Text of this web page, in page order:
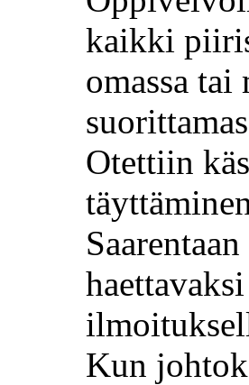
kaikki
omassa
Otettiin
Saarentaan
Kun johtok